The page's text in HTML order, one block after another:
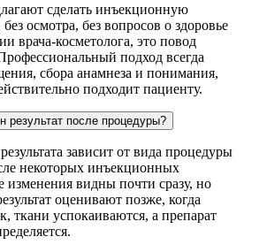
сделать инъекционную
осмотра, без вопросов о здоровье
врача-косметолога, это повод
подход всегда
сбора анамнеза и понимания,
подходит пациенту.
результат после процедуры?
зависит от вида процедуры
некоторых инъекционных
изменения видны почти сразу, но
оценивают позже, когда
ткани успокаиваются, а препарат